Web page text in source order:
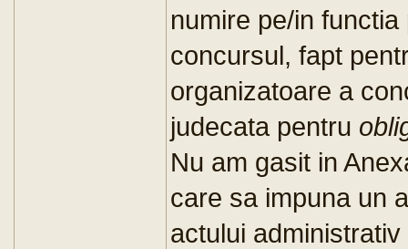
numire pe/in
concursul, fapt
organizatoare a
judecata pentru
Nu am gasit in
care sa impuna un
actului